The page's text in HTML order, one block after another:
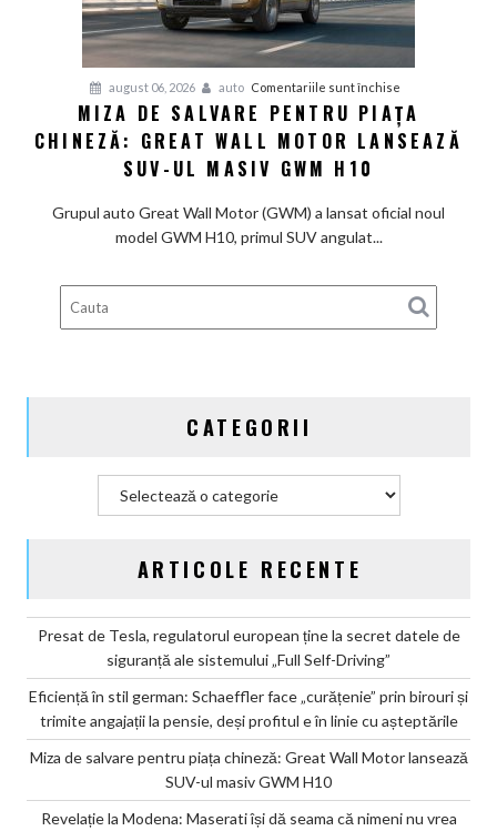
profitul
în
cu
așteptările
august 06, 2026 auto Comentariile sunt închise
Miza
de
piața
Motor
lansează
MIZA DE SALVARE PENTRU PIAȚA
CHINEZĂ: GREAT WALL MOTOR LANSEAZĂ
SUV-UL MASIV GWM H10
Grupul auto Great Wall Motor (GWM) a lansat oficial noul
model GWM H10, primul SUV angulat...
CATEGORII
ARTICOLE RECENTE
Presat de Tesla, regulatorul european ține la secret datele de
siguranță ale sistemului „Full Self-Driving”
Eficiență în stil german: Schaeffler face „curățenie” prin birouri și
trimite angajații la pensie, deși profitul e în linie cu așteptările
Miza de salvare pentru piața chineză: Great Wall Motor lansează
SUV-ul masiv GWM H10
Revelație la Modena: Maserati își dă seama că nimeni nu vrea